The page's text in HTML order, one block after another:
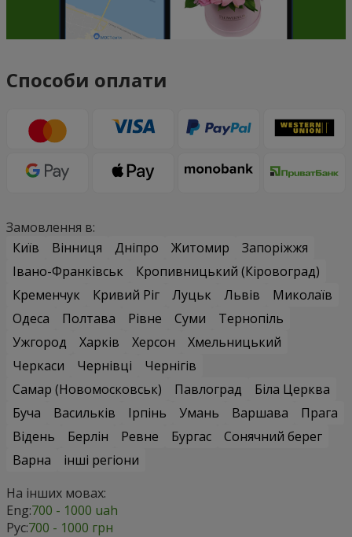
Способи оплати
Замовлення в:
Київ
Вінниця Дніпро Житомир
Запоріжжя
Івано-Франківськ
Кропивницький (Кіровоград)
Кременчук
Кривий Ріг Луцьк Львів
Миколаїв
Одеса
Полтава Рівне Суми
Тернопіль
Ужгород
Харків Херсон
Хмельницький
Черкаси
Чернівці
Чернігів
Самар (Новомосковськ)
Павлоград
Біла Церква
Буча
Васильків Ірпінь Умань Варшава
Прага
Відень
Берлін Ревне Бургас
Сонячний берег
Варна
інші регіони
На інших мовах:
Eng:700 - 1000 uah
Рус:700 - 1000 грн